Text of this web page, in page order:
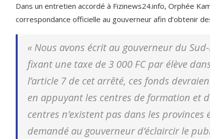
Dans un entretien accordé à Fizinews24.info, Orphée
correspondance officielle au gouverneur afin d’obtenir
« Nous avons écrit au gouverneur du
fixant une taxe de 3 000 FC par élève
l’article 7 de cet arrêté, ces fonds
en appuyant les centres de formation et
centres n’existent pas dans les
demandé au gouverneur d’éclaircir le